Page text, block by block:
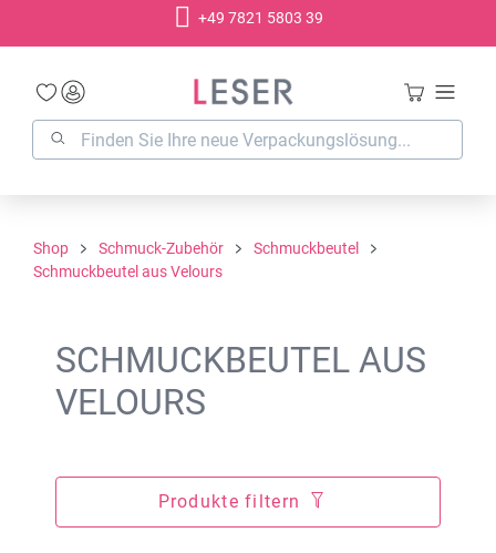
+49 7821 5803 39
Shop Schmuck-Zubehör
Schmuckbeutel
Schmuckbeutel aus Velours
SCHMUCKBEUTEL AUS
VELOURS
Produkte filtern